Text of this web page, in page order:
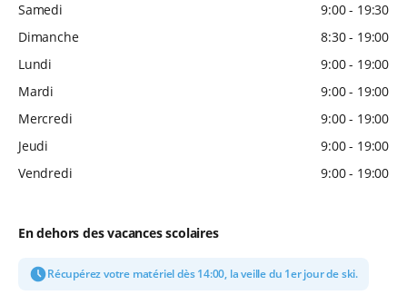
Samedi
9:00 - 19:30
Dimanche
8:30 - 19:00
Lundi
9:00 - 19:00
Mardi
9:00 - 19:00
Mercredi
9:00 - 19:00
Jeudi
9:00 - 19:00
Vendredi
9:00 - 19:00
En dehors des vacances scolaires
Récupérez votre matériel dès 14:00, la veille du 1er jour de ski.